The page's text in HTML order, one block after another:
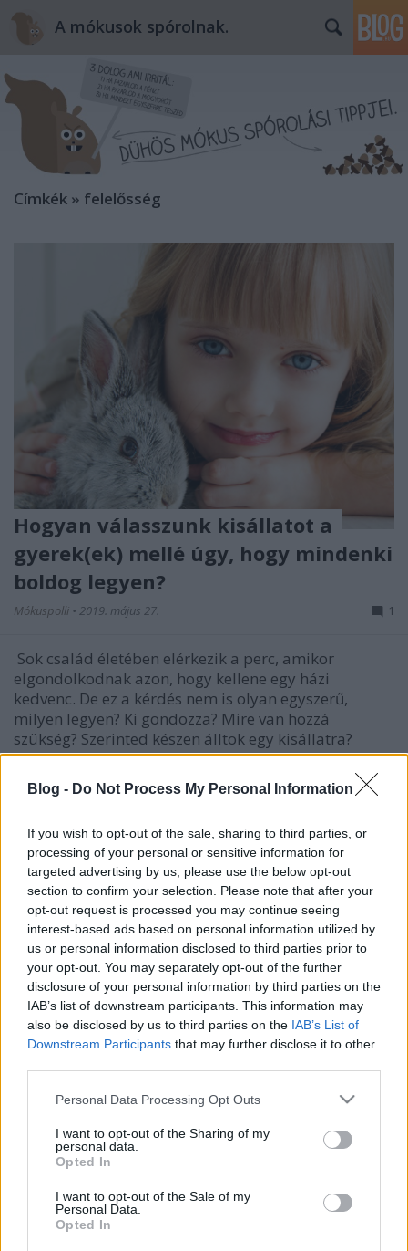
Blog - Do Not Process My Personal Information
If you wish to opt-out of the sale, sharing to third parties, or
processing of your personal or sensitive information for
targeted advertising by us, please use the below opt-out
section to confirm your selection. Please note that after your
opt-out request is processed you may continue seeing
interest-based ads based on personal information utilized by
us or personal information disclosed to third parties prior to
your opt-out. You may separately opt-out of the further
disclosure of your personal information by third parties on the
IAB’s list of downstream participants. This information may
also be disclosed by us to third parties on the IAB’s List of
Downstream Participants that may further disclose it to other
Please note that this website/app uses one or more Google
not limited to your visit or usage behaviour. You may click to
grant or deny consent to Google and its third-party tags to
use your data for below specified purposes in below Google
consent section.
Personal Data Processing Opt Outs
I want to opt-out of the Sharing of my
personal data.
Opted In
I want to opt-out of the Sale of my
Personal Data.
Opted In
A mókusok spórolnak.
Címkék » felelősség
Hogyan válasszunk kisállatot a
gyerek(ek) mellé úgy, hogy mindenki
boldog legyen?
Mókuspolli • 2019. május 27. 1
Sok család életében elérkezik a perc, amikor
elgondolkodnak azon, hogy kellene egy házi
kedvenc. De ez a kérdés nem is olyan egyszerű,
milyen legyen? Ki gondozza? Mire van hozzá
szükség? Szerinted készen álltok egy kisállatra?
Kiderül. ;)
Kutyafuttatás vagy sétáltatás?
mokuspanna•2015. február 05.
Leginkább a (bel)városban élő embereknek, ha azt
mondom, kutyasétáltatás, esetleg kutyafuttatás,
kutyafuttatóban a gazdik kis csoportokban állva
beszélgetnek, a kutyák meg ásnak, játszanak,